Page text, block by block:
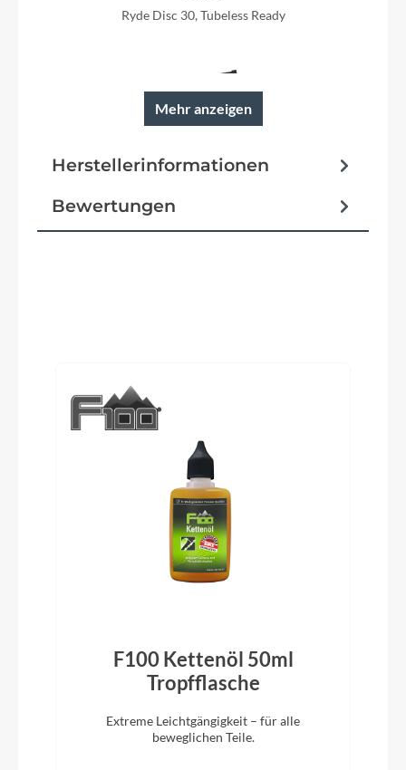
Ryde Disc 30, Tubeless Ready
Rahmen
Ständer
Pletscher Comp40 Flex Ksa 40
Vorbau
SUV-S, CCS Slot Mount ready
Mehr anzeigen
Herstellerinformationen
Bewertungen
F100 Kettenöl 50ml
Tropfflasche
Extreme Leichtgängigkeit – für alle
beweglichen Teile.